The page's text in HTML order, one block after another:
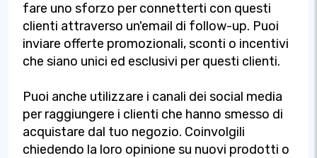
fare uno sforzo per connetterti con questi
clienti attraverso un'email di follow-up. Puoi
inviare offerte promozionali, sconti o incentivi
che siano unici ed esclusivi per questi clienti.
Puoi anche utilizzare i canali dei social media
per raggiungere i clienti che hanno smesso di
acquistare dal tuo negozio. Coinvolgili
chiedendo la loro opinione su nuovi prodotti o